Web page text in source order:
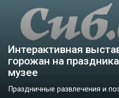
Интерактивная
горожан на
музее
Праздничные развлечения и